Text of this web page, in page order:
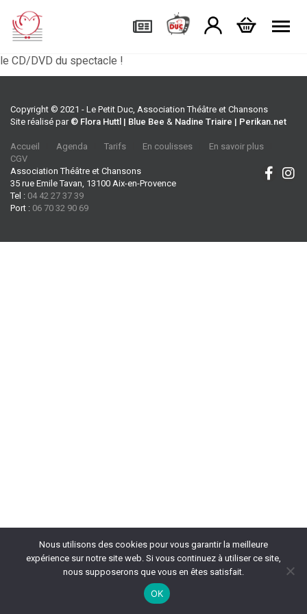
le CD/DVD du spectacle !
Copyright © 2021 - Le Petit Duc, Association Théâtre et Chansons
Site réalisé par © Flora Huttl | Blue Bee & Nadine Triaire | Perikan.net
Accueil Agenda Tarifs En coulisses
En savoir plus
CGV
Association Théâtre et Chansons
35 rue Emile Tavan, 13100 Aix-en-Provence
Tel : 04 42 27 37 39
Port : 06 70 32 90 69
Nous utilisons des cookies pour vous garantir la meilleure
expérience sur notre site web. Si vous continuez à utiliser ce site,
nous supposerons que vous en êtes satisfait.
OK